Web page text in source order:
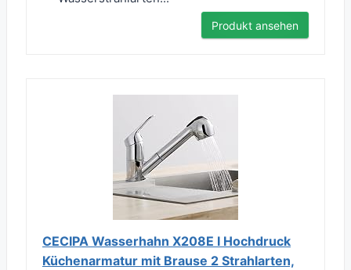
Produkt ansehen
CECIPA Wasserhahn X208E I Hochdruck
Küchenarmatur mit Brause 2 Strahlarten,